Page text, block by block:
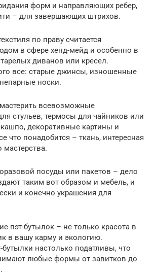
форм и направляющих ребер,
– для завершающих штрихов.
по праву считается
в сфере хенд-мейд и особенно в
диванов или кресел.
все: старые джинсы, изношенные
носки.
всевозможные
стульев, термосы для чайников или
декоративные картины и
что понадобится – ткань, интересная
посуды или пакетов – дело
таким вот образом и мебель, и
и конечно украшения для
пэт-бутылок – не только красота в
в вашу карму и экологию.
настолько податливы, что
любые формы от завитков до